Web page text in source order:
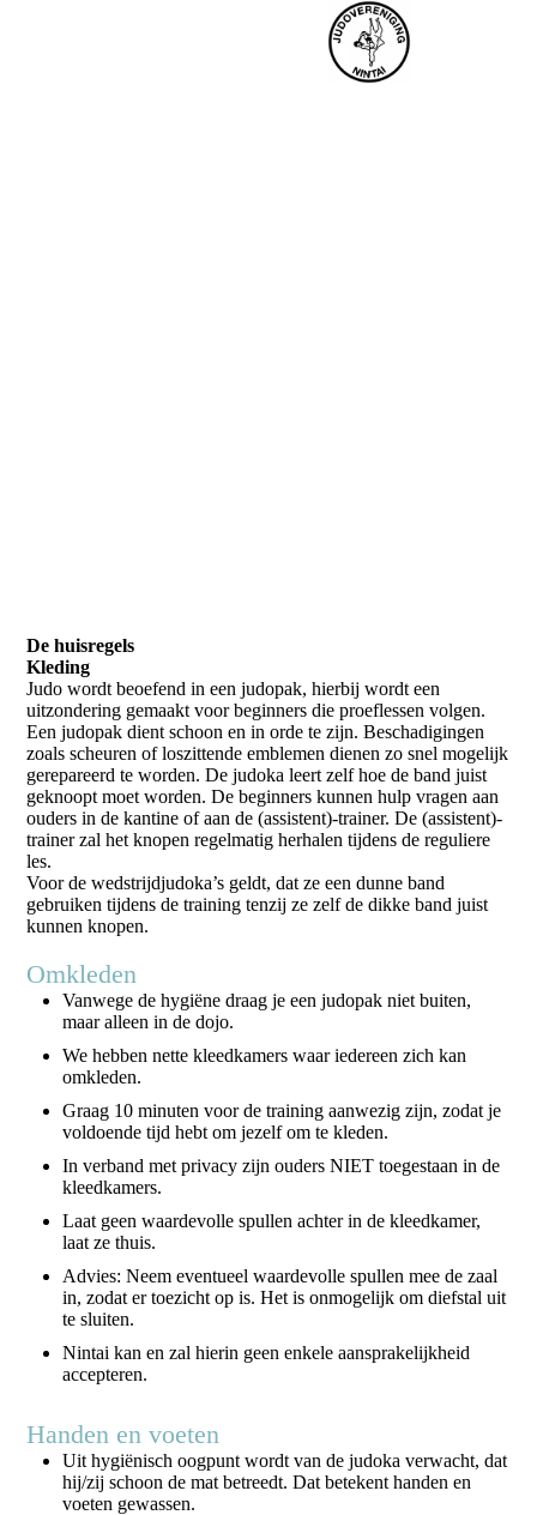
De huisregels
Kleding
Judo wordt beoefend in een judopak, hierbij wordt een
uitzondering gemaakt voor beginners die proeflessen volgen.
Een judopak dient schoon en in orde te zijn. Beschadigingen
zoals scheuren of loszittende emblemen dienen zo snel mogelijk
gerepareerd te worden. De judoka leert zelf hoe de band juist
geknoopt moet worden. De beginners kunnen hulp vragen aan
ouders in de kantine of aan de (assistent)-trainer. De (assistent)-
trainer zal het knopen regelmatig herhalen tijdens de reguliere
les.
Voor de wedstrijdjudoka’s geldt, dat ze een dunne band
gebruiken tijdens de training tenzij ze zelf de dikke band juist
kunnen knopen.
Omkleden
Vanwege de hygiëne draag je een judopak niet buiten,
maar alleen in de dojo.
We hebben nette kleedkamers waar iedereen zich kan
omkleden.
Graag 10 minuten voor de training aanwezig zijn, zodat je
voldoende tijd hebt om jezelf om te kleden.
In verband met privacy zijn ouders NIET toegestaan in de
kleedkamers.
Laat geen waardevolle spullen achter in de kleedkamer,
laat ze thuis.
Advies: Neem eventueel waardevolle spullen mee de zaal
in, zodat er toezicht op is. Het is onmogelijk om diefstal uit
te sluiten.
Nintai kan en zal hierin geen enkele aansprakelijkheid
accepteren.
Handen en voeten
Uit hygiënisch oogpunt wordt van de judoka verwacht, dat
hij/zij schoon de mat betreedt. Dat betekent handen en
voeten gewassen.